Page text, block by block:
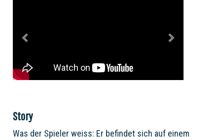
Story
Was der Spieler weiss: Er befindet sich auf einem